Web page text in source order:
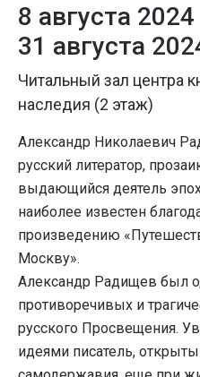
8 августа 2024
31 августа
Читальный зал центра
наследия (2 этаж)
Александр Николаевич
русский литератор,
выдающийся деятель
наиболее известен
произведению
Москву».
Александр Радищев был
противоречивых и
русского Просвещения.
идеями писатель,